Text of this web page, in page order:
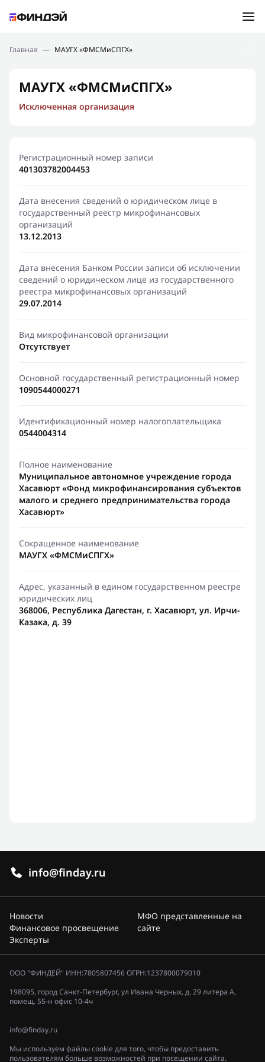
Подбор займа
Новости
Финансовое просвещение
Главная — МАУГХ «ФМСМиСПГХ»
МАУГХ «ФМСМиСПГХ»
Исключенная организация
Регистрационный номер записи
401303782004453
Дата внесения сведений о юридическом лице в
государственный реестр микрофинансовых
организаций
13.12.2013
Дата внесения Банком России записи об исключении
сведений о юридическом лице из государственного
реестра микрофинансовых организаций
29.07.2014
Вид микрофинансовой организации
Отсутствует
Основной государственный регистрационный номер
1090544000271
Идентификационный номер налогоплательщика
0544004314
Полное наименование
Муниципальное автономное учреждение города
Хасавюрт «Фонд микрофинансирования субъектов
малого и среднего предпринимательства города
Хасавюрт»
Сокращенное наименование
МАУГХ «ФМСМиСПГХ»
Адрес, указанный в едином государственном реестре
юридических лиц
368006, Республика Дагестан, г. Хасавюрт, ул. Ирчи-
Казака, д. 39
info@finday.ru
Новости
Финансовое просвещение
Эксперты
МФО представленные на
сайте
ООО "ФИНДЕЙ" ИНН:7805807456 ОГРН:1237800079010
198095, город Санкт-Петербург, ул Ивана Черных, д. 29 литера А,
помещ. 55-н офис 10-4ч
info@finday.ru
Мы используем файлы cookie для того, чтобы предоставить
пользователям больше возможностей при посещении сайта.
Ошибка:Контактная форма не найдена.
Спасибо, что написали нам
Мы свяжемся с Вами в ближайшее время и сообщим
результат
Отправить новый запрос